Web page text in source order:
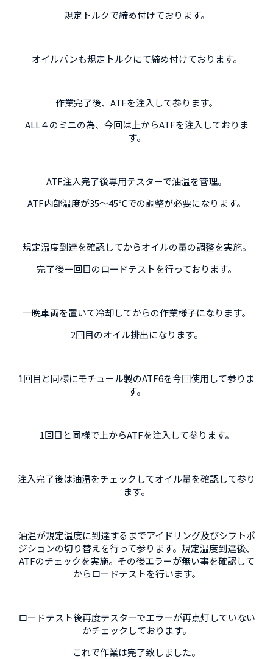
規定トルクで締め付けております。
オイルパンも規定トルクにて締め付けております。
作業完了後、ATFを注入して参ります。
ALL４のミニの為、今回は上からATFを注入しておりま
す。
ATF注入完了後専用テスターで油温を管理。
ATF内部温度が35～45℃での調整が必要になります。
規定温度到達を確認してからオイルの量の調整を実施。
完了後一回目のロードテストを行っております。
一晩車両を置いて冷却してからの作業様子になります。
2回目のオイル排出になります。
1回目と同様にモチュール製のATF6を今回使用して参りま
す。
1回目と同様で上からATFを注入して参ります。
注入完了後は油温をチェックしてオイル量を確認して参り
ます。
油温が規定温度に到達するまでアイドリング及びシフトポ
ジションの切り替えを行って参ります。規定温度到達後、
ATFのチェックを実施。その後エラーが無い事を確認して
からロードテストを行います。
ロードテスト後再度テスターでエラーが再点灯していない
かチェックしております。
これで作業は完了致しました。